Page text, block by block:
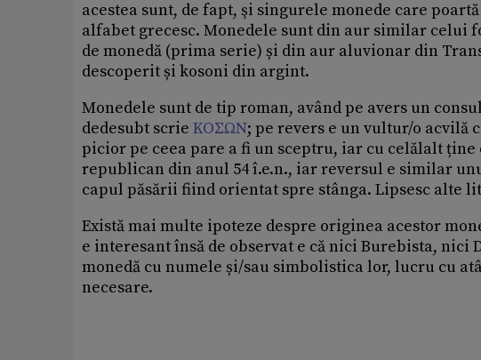
acestea sunt, de fapt, şi singurele monede care
alfabet grecesc. Monedele sunt din aur similar celui
de monedă (prima serie) și din aur aluvionar din
descoperit și kosoni din argint.
Monedele sunt de tip roman, având pe avers un
dedesubt scrie KOΣΩN; pe revers e un vultur/o acvilă
picior pe ceea pare a fi un sceptru, iar cu celălalt
republican din anul 54 î.e.n., iar reversul e similar
capul păsării fiind orientat spre stânga. Lipsesc alte
Există mai multe ipoteze despre originea acestor
e interesant însă de observat e că nici Burebista,
monedă cu numele și/sau simbolistica lor, lucru cu
necesare.